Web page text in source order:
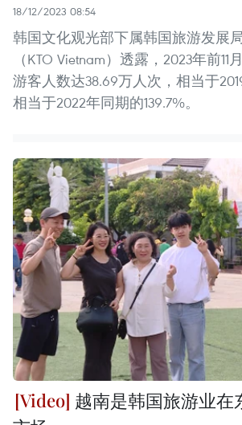
18/12/2023 08:54
韩国文化观光部下属韩国旅游发展
（KTO Vietnam）透露，2023年前
游客人数达38.69万人次，相当于
相当于2022年同期的139.7%。
越南是韩国旅游业在